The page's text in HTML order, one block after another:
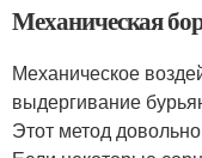
Механическая
Механическое
выдергивание
Этот метод